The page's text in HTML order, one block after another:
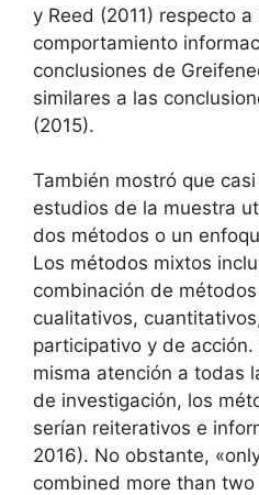
y Reed (2011) respecto
comportamiento
conclusiones de
similares a las
(2015).
También mostró que
estudios de la muestra
dos métodos o un
Los métodos mixtos
combinación de
cualitativos,
participativo y de acción.
misma atención a todas
de investigación, los
serían reiterativos e
2016). No obstante,
combined more than